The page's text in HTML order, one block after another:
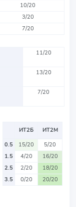
10/20
3/20
7/20
11/20
13/20
7/20
ИТ2Б
ИТ2М
0.5
15/20
5/20
1.5
4/20
16/20
2.5
2/20
18/20
3.5
0/20 20/20